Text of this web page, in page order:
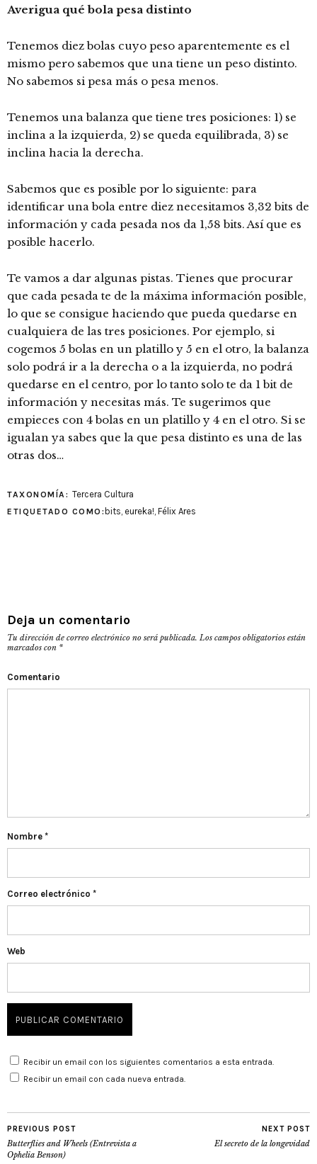
Averigua qué bola pesa distinto
Tenemos diez bolas cuyo peso aparentemente es el
mismo pero sabemos que una tiene un peso distinto.
No sabemos si pesa más o pesa menos.
Tenemos una balanza que tiene tres posiciones: 1) se
inclina a la izquierda, 2) se queda equilibrada, 3) se
inclina hacia la derecha.
Sabemos que es posible por lo siguiente: para
identificar una bola entre diez necesitamos 3,32 bits de
información y cada pesada nos da 1,58 bits. Así que es
posible hacerlo.
Te vamos a dar algunas pistas. Tienes que procurar
que cada pesada te de la máxima información posible,
lo que se consigue haciendo que pueda quedarse en
cualquiera de las tres posiciones. Por ejemplo, si
cogemos 5 bolas en un platillo y 5 en el otro, la balanza
solo podrá ir a la derecha o a la izquierda, no podrá
quedarse en el centro, por lo tanto solo te da 1 bit de
información y necesitas más. Te sugerimos que
empieces con 4 bolas en un platillo y 4 en el otro. Si se
igualan ya sabes que la que pesa distinto es una de las
otras dos…
TAXONOMÍA: Tercera Cultura
ETIQUETADO COMO: bits, eureka!, Félix Ares
Deja un comentario
Tu dirección de correo electrónico no será publicada. Los campos obligatorios están
marcados con *
Comentario
Nombre *
Correo electrónico *
Web
Recibir un email con los siguientes comentarios a esta entrada.
Recibir un email con cada nueva entrada.
PREVIOUS POST
Butterflies and Wheels (Entrevista a
Ophelia Benson)
NEXT POST
El secreto de la longevidad